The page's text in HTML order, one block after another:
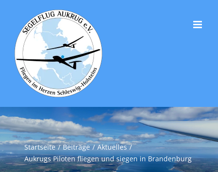
springen
Startseite Beiträge
Aktuelles
Aukrugs Piloten fliegen und siegen in Brandenburg